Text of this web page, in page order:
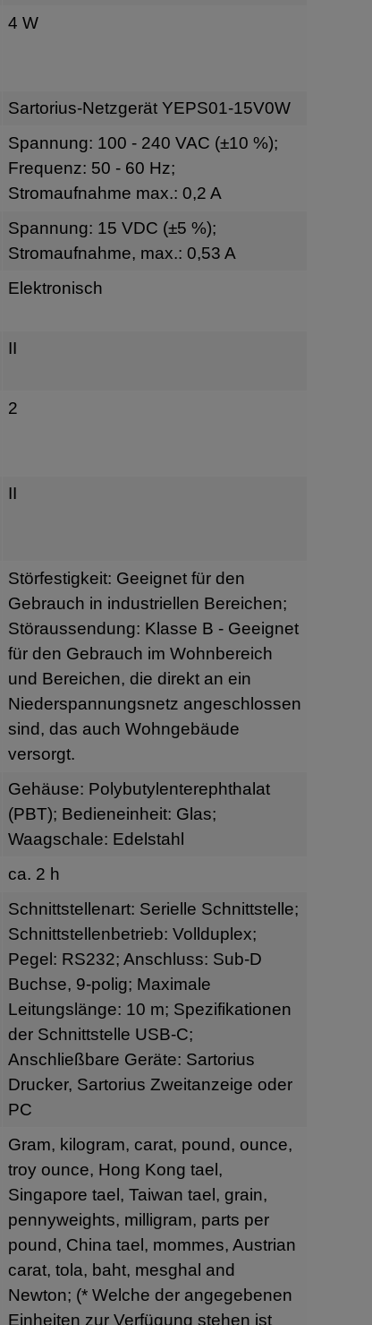
4 W
Sartorius-Netzgerät YEPS01-15V0W
Spannung: 100 - 240 VAC (±10 %);
Frequenz: 50 - 60 Hz;
Stromaufnahme max.: 0,2 A
Spannung: 15 VDC (±5 %);
Stromaufnahme, max.: 0,53 A
Elektronisch
II
2
II
Störfestigkeit: Geeignet für den
Gebrauch in industriellen Bereichen;
Störaussendung: Klasse B - Geeignet
für den Gebrauch im Wohnbereich
und Bereichen, die direkt an ein
Niederspannungsnetz angeschlossen
sind, das auch Wohngebäude
versorgt.
Gehäuse: Polybutylenterephthalat
(PBT); Bedieneinheit: Glas;
Waagschale: Edelstahl
ca. 2 h
Schnittstellenart: Serielle Schnittstelle;
Schnittstellenbetrieb: Vollduplex;
Pegel: RS232; Anschluss: Sub-D
Buchse, 9-polig; Maximale
Leitungslänge: 10 m; Spezifikationen
der Schnittstelle USB-C;
Anschließbare Geräte: Sartorius
Drucker, Sartorius Zweitanzeige oder
PC
Gram, kilogram, carat, pound, ounce,
troy ounce, Hong Kong tael,
Singapore tael, Taiwan tael, grain,
pennyweights, milligram, parts per
pound, China tael, mommes, Austrian
carat, tola, baht, mesghal and
Newton; (* Welche der angegebenen
Einheiten zur Verfügung stehen ist